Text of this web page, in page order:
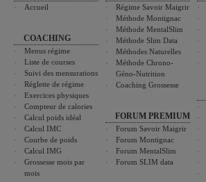
Accueil
COACHING
Menus régime
Liste de courses
Suivi des mensurations
Réglette de régime
Exercices physiques
Compteur de calories
Calcul poids idéal
Calcul IMC
Courbe de poids
Calcul IMG
Grossesse mois par
mois
Régime Savoir Maigrir
Méthode Montignac
Méthode MentalSlim
Méthode Slim Data
Méthodes Naturelles
Méthode Chrono-
Géno-Nutrition
Coaching Grossesse
FORUM PREMIUM
Forum Savoir Maigrir
Forum Montignac
Forum MentalSlim
Forum SLIM data